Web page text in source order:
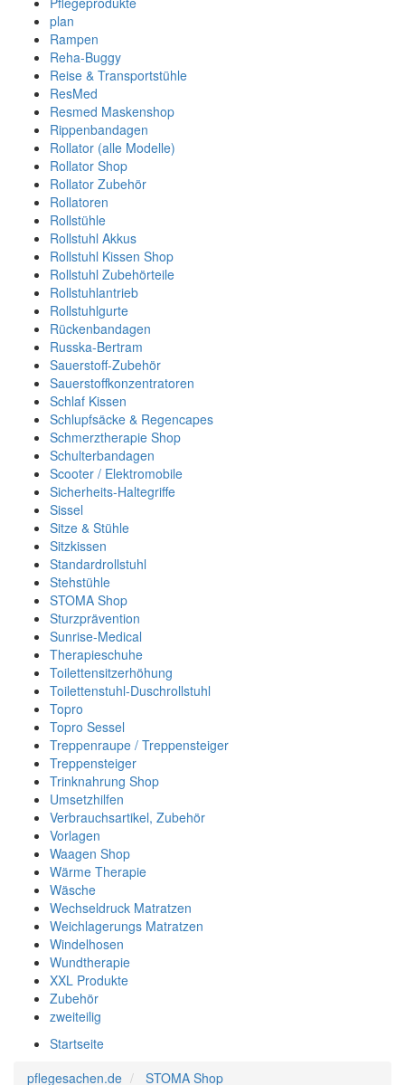
plan
Rampen
Reha-Buggy
Reise & Transportstühle
ResMed
Resmed Maskenshop
Rippenbandagen
Rollator (alle Modelle)
Rollator Shop
Rollator Zubehör
Rollatoren
Rollstühle
Rollstuhl Akkus
Rollstuhl Kissen Shop
Rollstuhl Zubehörteile
Rollstuhlantrieb
Rollstuhlgurte
Rückenbandagen
Russka-Bertram
Sauerstoff-Zubehör
Sauerstoffkonzentratoren
Schlaf Kissen
Schlupfsäcke & Regencapes
Schmerztherapie Shop
Schulterbandagen
Scooter / Elektromobile
Sicherheits-Haltegriffe
Sissel
Sitze & Stühle
Sitzkissen
Standardrollstuhl
Stehstühle
STOMA Shop
Sturzprävention
Sunrise-Medical
Therapieschuhe
Toilettensitzerhöhung
Toilettenstuhl-Duschrollstuhl
Topro
Topro Sessel
Treppenraupe / Treppensteiger
Treppensteiger
Trinknahrung Shop
Umsetzhilfen
Verbrauchsartikel, Zubehör
Vorlagen
Waagen Shop
Wärme Therapie
Wäsche
Wechseldruck Matratzen
Weichlagerungs Matratzen
Windelhosen
Wundtherapie
XXL Produkte
Zubehör
zweiteilig
Startseite
pflegesachen.de
STOMA Shop